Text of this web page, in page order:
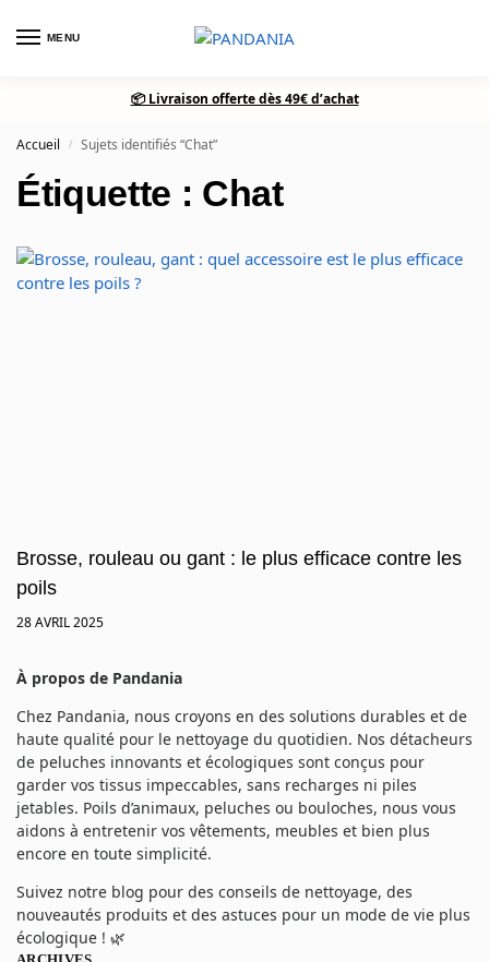
MENU
📦 Livraison offerte dès 49€ d’achat
Accueil / Sujets identifiés “Chat”
Étiquette : Chat
Brosse, rouleau ou gant : le plus efficace contre les
poils
28 AVRIL 2025
À propos de Pandania
Chez Pandania, nous croyons en des solutions durables et de
haute qualité pour le nettoyage du quotidien. Nos détacheurs
de peluches innovants et écologiques sont conçus pour
garder vos tissus impeccables, sans recharges ni piles
jetables. Poils d’animaux, peluches ou bouloches, nous vous
aidons à entretenir vos vêtements, meubles et bien plus
encore en toute simplicité.
Suivez notre blog pour des conseils de nettoyage, des
nouveautés produits et des astuces pour un mode de vie plus
écologique ! 🌿